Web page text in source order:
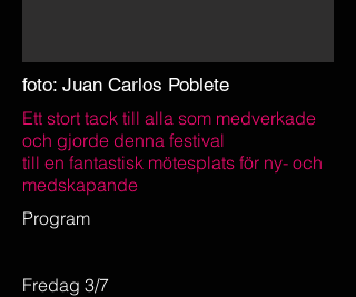
Program
Fredag 3/7
foto: Juan Carlos Poblete
Ett stort tack till alla som medverkade
och gjorde denna festival
till en fantastisk mötesplats för ny- och
medskapande